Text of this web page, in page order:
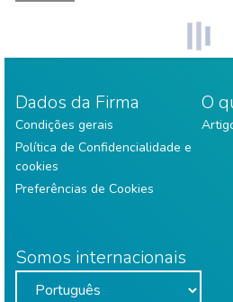
Dados da Firma
Condições gerais
Política de Confidencialidade e
cookies
Preferências de Cookies
O
Somos internacionais